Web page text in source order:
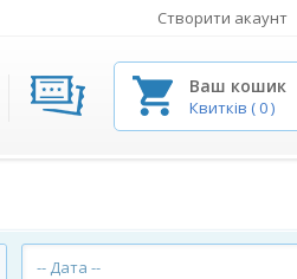
Створити акаунт
Ваш кошик
Квитків (0)
-- Дата --